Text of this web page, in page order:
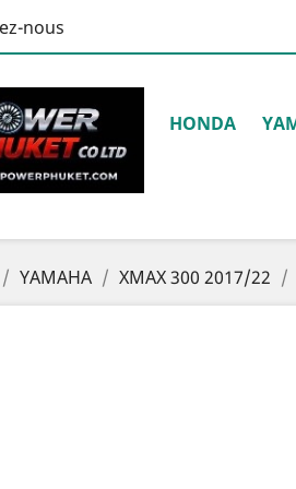
nous
HONDA
YAMAHA XMAX 300 2017/22